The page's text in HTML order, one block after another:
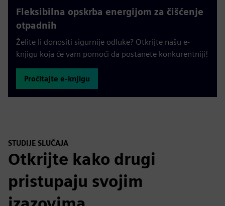
Fleksibilna opskrba energijom za čišćenje
otpadnih
Želite li donositi sigurnije odluke? Otkrijte našu e-
knjigu koja će vam pomoći da postanete konkurentniji!
Pročitajte e-knjigu
STUDIJE SLUČAJA
Otkrijte kako drugi
pristupaju svojim